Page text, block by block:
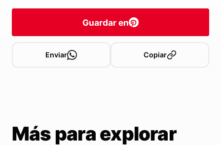
Guardar en
Enviar Copiar
Más para explorar